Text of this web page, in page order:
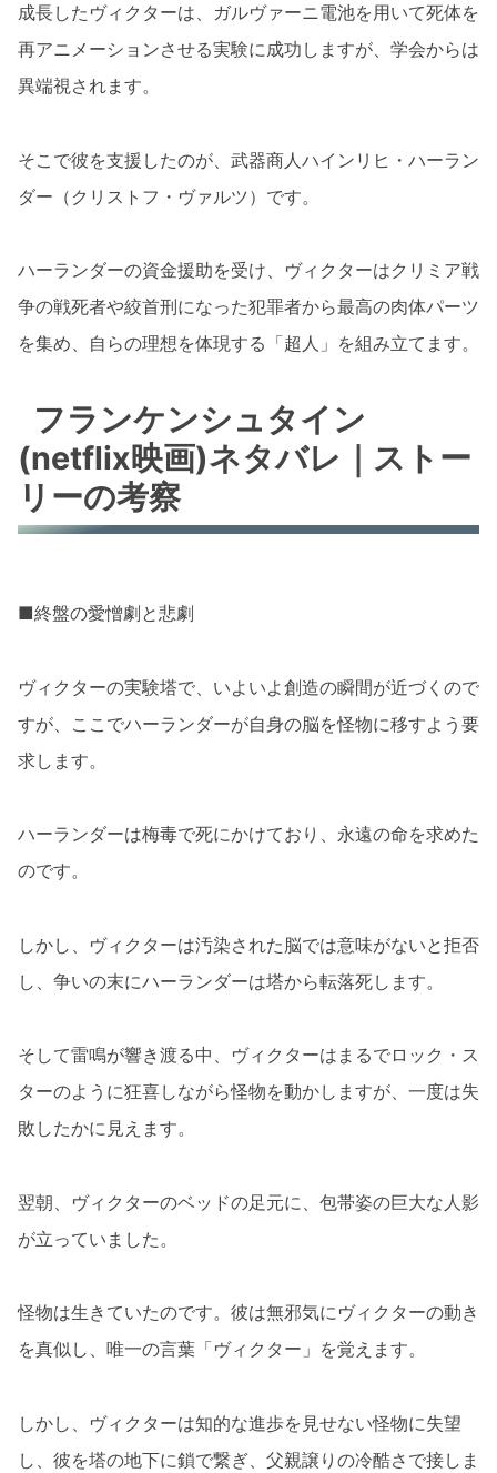
成長したヴィクターは、ガルヴァーニ電池を用いて死体を
再アニメーションさせる実験に成功しますが、学会からは
異端視されます。
そこで彼を支援したのが、武器商人ハインリヒ・ハーラン
ダー（クリストフ・ヴァルツ）です。
ハーランダーの資金援助を受け、ヴィクターはクリミア戦
争の戦死者や絞首刑になった犯罪者から最高の肉体パーツ
を集め、自らの理想を体現する「超人」を組み立てます。
フランケンシュタイン
(netflix映画)ネタバレ｜ストー
リーの考察
■終盤の愛憎劇と悲劇
ヴィクターの実験塔で、いよいよ創造の瞬間が近づくので
すが、ここでハーランダーが自身の脳を怪物に移すよう要
求します。
ハーランダーは梅毒で死にかけており、永遠の命を求めた
のです。
しかし、ヴィクターは汚染された脳では意味がないと拒否
し、争いの末にハーランダーは塔から転落死します。
そして雷鳴が響き渡る中、ヴィクターはまるでロック・ス
ターのように狂喜しながら怪物を動かしますが、一度は失
敗したかに見えます。
翌朝、ヴィクターのベッドの足元に、包帯姿の巨大な人影
が立っていました。
怪物は生きていたのです。彼は無邪気にヴィクターの動き
を真似し、唯一の言葉「ヴィクター」を覚えます。
しかし、ヴィクターは知的な進歩を見せない怪物に失望
し、彼を塔の地下に鎖で繋ぎ、父親譲りの冷酷さで接しま